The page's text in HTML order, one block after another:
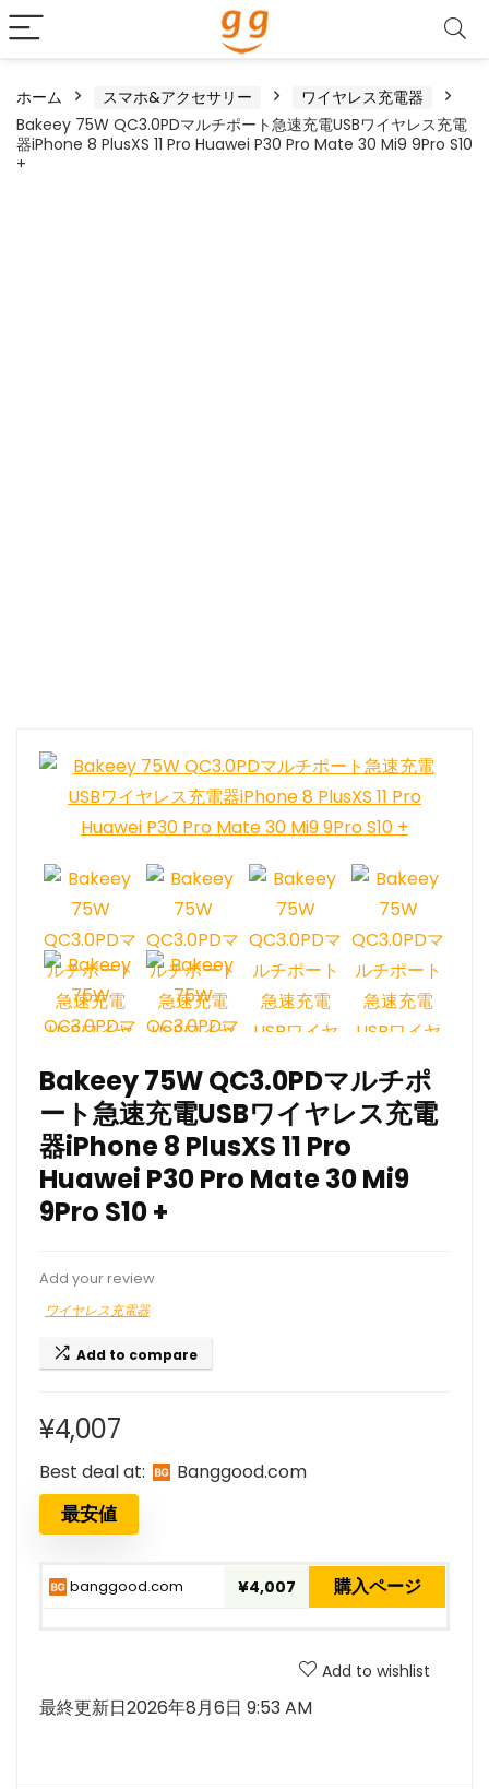
ホーム スマホ&アクセサリー
ワイヤレス充電器
Bakeey 75W QC3.0PDマルチポート急速充電USBワイヤレス充電
器iPhone 8 PlusXS 11 Pro Huawei P30 Pro Mate 30 Mi9 9Pro S10
+
Bakeey 75W QC3.0PDマルチポ
ート急速充電USBワイヤレス充電
器iPhone 8 PlusXS 11 Pro
Huawei P30 Pro Mate 30 Mi9
9Pro S10 +
Add your review
ワイヤレス充電器
Add to compare
¥4,007
Best deal at: banggood.com
最安値
banggood.com ¥4,007 購入ページ
Add to wishlist
最終更新日2026年8月6日 9:53 AM